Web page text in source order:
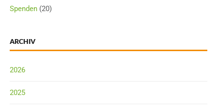
Spenden (20)
ARCHIV
2026
2025